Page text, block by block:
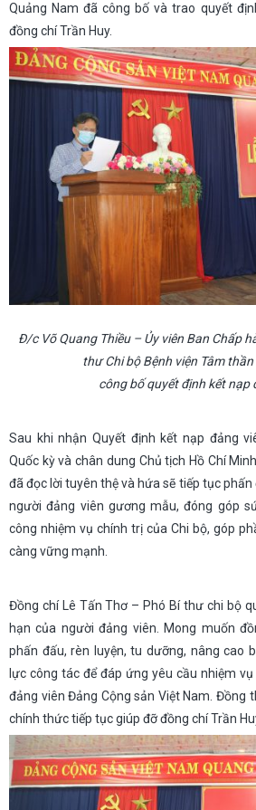
Quảng Nam đã công bố và trao quyết
đồng chí Trần Huy.
Đ/c Võ Quang Thiều – Ủy viên Ban Chấp
thư Chi bộ Bệnh viện Tâm
công bố quyết định kết nạp
Sau khi nhận Quyết định kết nạp đảng
Quốc kỳ và chân dung Chủ tịch Hồ Chí
đã đọc lời tuyên thệ và hứa sẽ tiếp tục
người đảng viên gương mẫu, đóng góp
công nhiệm vụ chính trị của Chi bộ, góp
càng vững mạnh.
Đồng chí Lê Tấn Thơ – Phó Bí thư chi bộ
hạn của người đảng viên. Mong muốn
phấn đấu, rèn luyện, tu dưỡng, nâng cao
lực công tác để đáp ứng yêu cầu nhiệm
đảng viên Đảng Cộng sản Việt Nam. Đồng
chính thức tiếp tục giúp đỡ đồng chí Trần